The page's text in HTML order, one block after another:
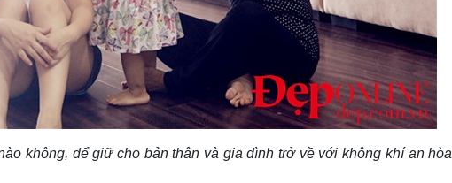
không, để giữ cho bản thân và gia đình trở về với không khí an hòa